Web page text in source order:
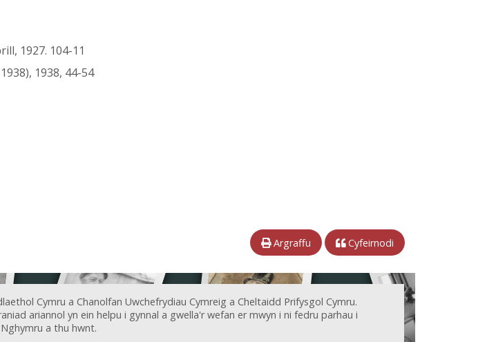
1927. 104-11
1938, 44-54
Argraffu Cyfeirnodi
Cymru a Chanolfan Uwchefrydiau Cymreig a Cheltaidd Prifysgol Cymru.
ariannol yn ein helpu i gynnal a gwella'r wefan er mwyn i ni fedru parhau i
a thu hwnt.